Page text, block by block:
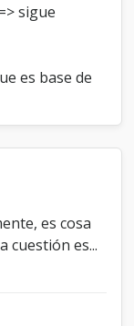
sigue
es base de
es cosa
cuestión es...